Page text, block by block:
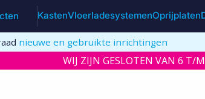
KastenVloerladesystemenOprijplaten
nieuwe en gebruikte inrichtingen
WIJ ZIJN GESLOTEN VAN 6